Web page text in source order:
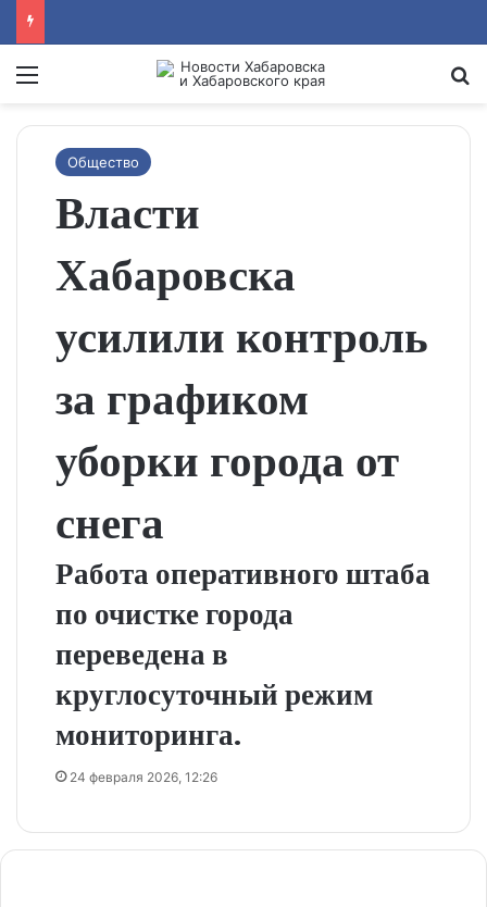
Menu
Общество
Власти
Хабаровска
усилили контроль
за графиком
уборки города от
снега
Работа оперативного штаба
по очистке города
переведена в
круглосуточный режим
мониторинга.
24 февраля 2026, 12:26